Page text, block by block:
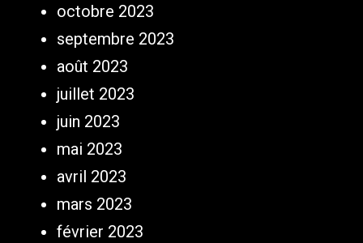
octobre 2023
septembre 2023
août 2023
juillet 2023
juin 2023
mai 2023
avril 2023
mars 2023
février 2023